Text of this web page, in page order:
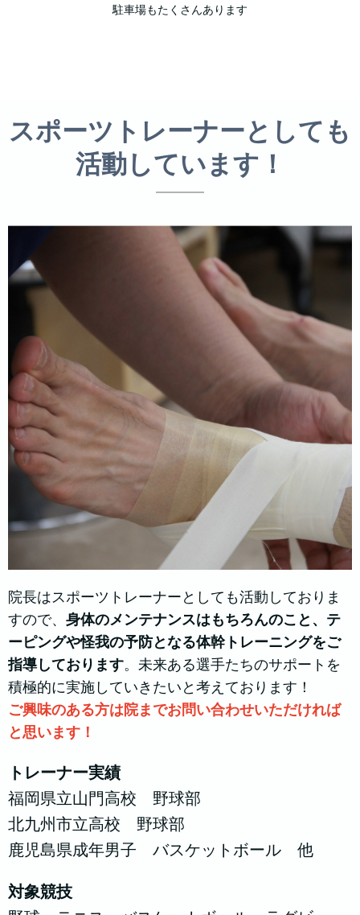
駐車場もたくさんあります
スポーツトレーナーとしても
活動しています！
院長はスポーツトレーナーとしても活動しておりま
すので、 身体のメンテナンスはもちろんのこと、テ
ーピングや怪我の予防となる体幹トレーニングをご
指導しております。未来ある選手たちのサポートを
積極的に実施していきたいと考えております！
ご興味のある方は院までお問い合わせいただければ
と思います！
トレーナー実績
福岡県立山門高校 野球部
北九州市立高校 野球部
鹿児島県成年男子 バスケットボール 他
対象競技